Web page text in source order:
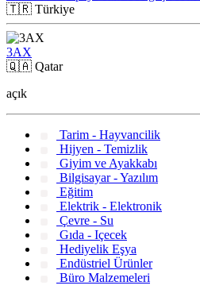
🇹🇷 Türkiye
3AX
🇶🇦 Qatar
açık
Tarim - Hayvancilik
Hijyen - Temizlik
Giyim ve Ayakkabı
Bilgisayar - Yazılım
Eğitim
Elektrik - Elektronik
Çevre - Su
Gıda - Içecek
Hediyelik Eşya
Endüstriel Ürünler
Büro Malzemeleri